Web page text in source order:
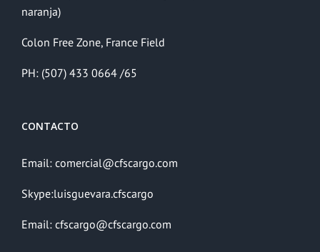
naranja)
Colon Free Zone, France Field
PH: (507) 433 0664 /65
CONTACTO
Email: comercial@cfscargo.com
Skype:luisguevara.cfscargo
Email: cfscargo@cfscargo.com